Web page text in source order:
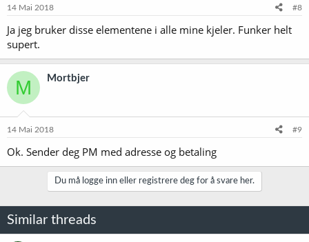
14 Mai 2018 #8
Ja jeg bruker disse elementene i alle mine kjeler. Funker helt
supert.
M Mortbjer
14 Mai 2018 #9
Ok. Sender deg PM med adresse og betaling
Du må logge inn eller registrere deg for å svare her.
Similar threads